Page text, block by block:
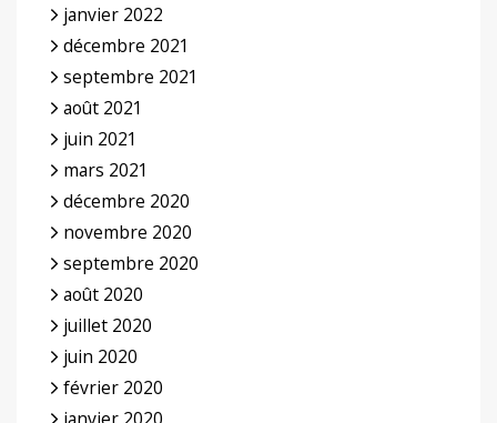
janvier 2022
décembre 2021
septembre 2021
août 2021
juin 2021
mars 2021
décembre 2020
novembre 2020
septembre 2020
août 2020
juillet 2020
juin 2020
février 2020